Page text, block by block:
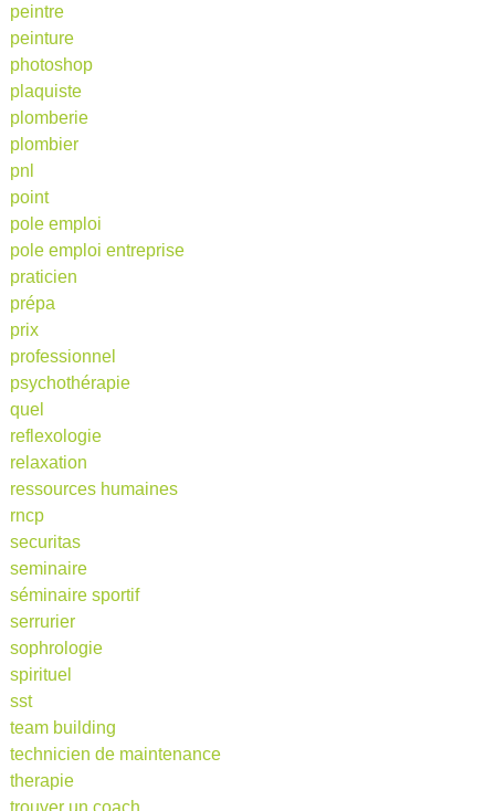
peintre
peinture
photoshop
plaquiste
plomberie
plombier
pnl
point
pole emploi
pole emploi entreprise
praticien
prépa
prix
professionnel
psychothérapie
quel
reflexologie
relaxation
ressources humaines
rncp
securitas
seminaire
séminaire sportif
serrurier
sophrologie
spirituel
sst
team building
technicien de maintenance
therapie
trouver un coach